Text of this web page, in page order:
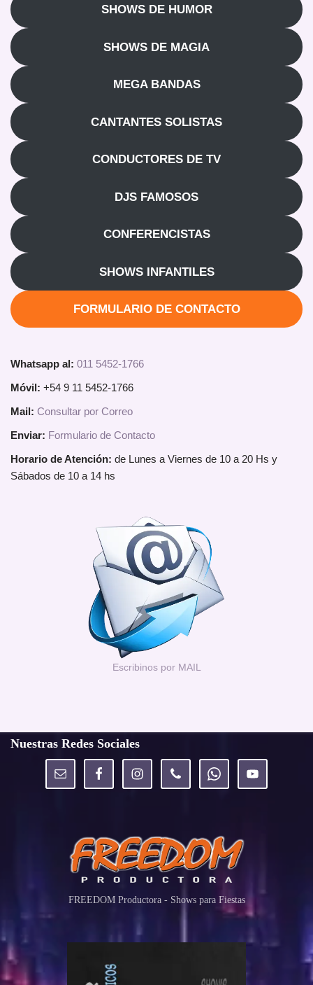
SHOWS DE HUMOR
SHOWS DE MAGIA
MEGA BANDAS
CANTANTES SOLISTAS
CONDUCTORES DE TV
DJS FAMOSOS
CONFERENCISTAS
SHOWS INFANTILES
FORMULARIO DE CONTACTO
Whatsapp al: 011 5452-1766
Móvil: +54 9 11 5452-1766
Mail: Consultar por Correo
Enviar: Formulario de Contacto
Horario de Atención: de Lunes a Viernes de 10 a 20 Hs y
Sábados de 10 a 14 hs
Escribinos por MAIL
Nuestras Redes Sociales
FREEDOM Productora - Shows para Fiestas